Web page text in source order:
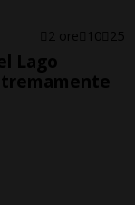
2 ore 10 25
Lago